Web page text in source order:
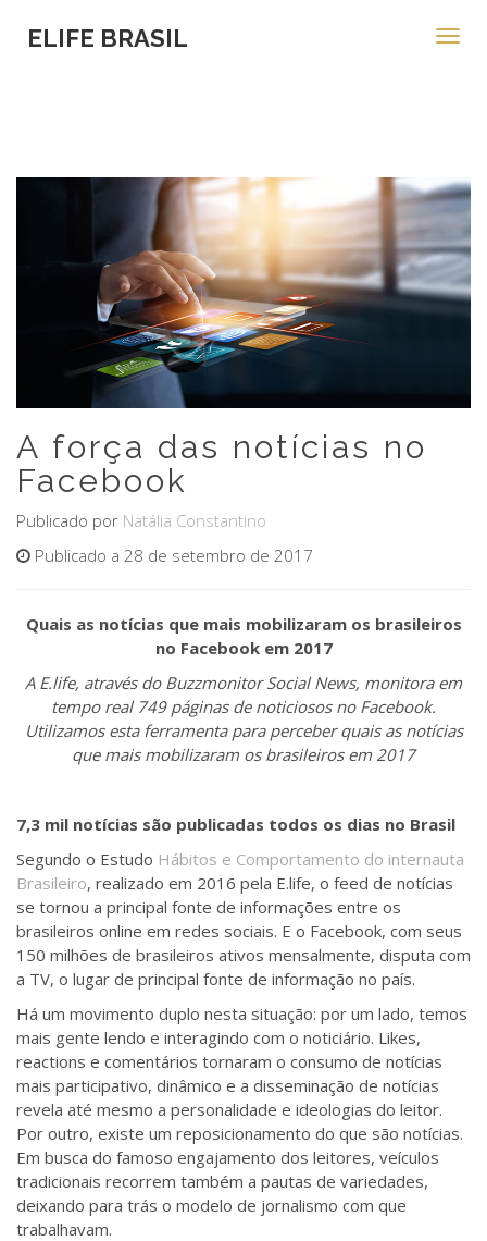
ELIFE BRASIL
A força das notícias no
Facebook
Publicado por Natália Constantino
Publicado a 28 de setembro de 2017
Quais as notícias que mais mobilizaram os brasileiros
no Facebook em 2017
A E.life, através do Buzzmonitor Social News, monitora em
tempo real 749 páginas de noticiosos no Facebook.
Utilizamos esta ferramenta para perceber quais as notícias
que mais mobilizaram os brasileiros em 2017
7,3 mil notícias são publicadas todos os dias no Brasil
Segundo o Estudo Hábitos e Comportamento do internauta
Brasileiro, realizado em 2016 pela E.life, o feed de notícias
se tornou a principal fonte de informações entre os
brasileiros online em redes sociais. E o Facebook, com seus
150 milhões de brasileiros ativos mensalmente, disputa com
a TV, o lugar de principal fonte de informação no país.
Há um movimento duplo nesta situação: por um lado, temos
mais gente lendo e interagindo com o noticiário. Likes,
reactions e comentários tornaram o consumo de notícias
mais participativo, dinâmico e a disseminação de notícias
revela até mesmo a personalidade e ideologias do leitor.
Por outro, existe um reposicionamento do que são notícias.
Em busca do famoso engajamento dos leitores, veículos
tradicionais recorrem também a pautas de variedades,
deixando para trás o modelo de jornalismo com que
trabalhavam.